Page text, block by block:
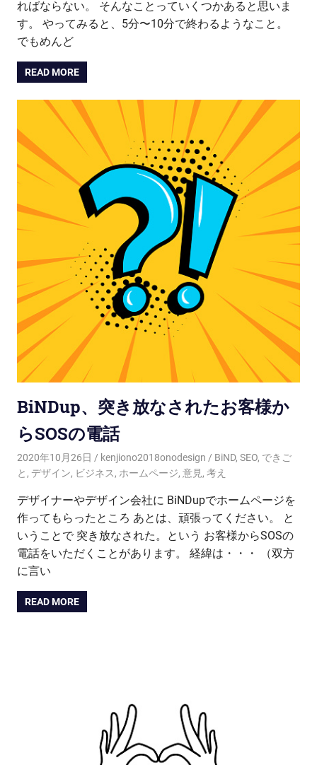
ればならない。 そんなことっていくつかあると思いま
す。 やってみると、5分〜10分で終わるようなこと。
でもめんど
READ MORE
BiNDup、突き放なされたお客様か
らSOSの電話
2020年10月26日 kenjiono2018onodesign BiND, SEO, できご
と , デザイン, ビジネス, ホームページ, 意見 , 考え
デザイナーやデザイン会社に BiNDupでホームページを
作ってもらったところ あとは、頑張ってください。 と
いうことで 突き放なされた。という お客様からSOSの
電話をいただくことがあります。 経緯は・・・ （双方
に言い
READ MORE